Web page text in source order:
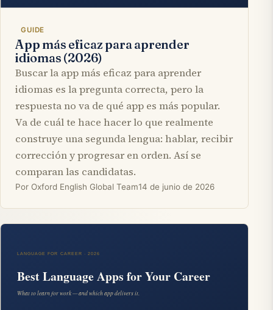
GUIDE
App más eficaz para aprender
idiomas (2026)
Buscar la app más eficaz para aprender
idiomas es la pregunta correcta, pero la
respuesta no va de qué app es más popular.
Va de cuál te hace hacer lo que realmente
construye una segunda lengua: hablar, recibir
corrección y progresar en orden. Así se
comparan las candidatas.
Por Oxford English Global Team14 de junio de 2026